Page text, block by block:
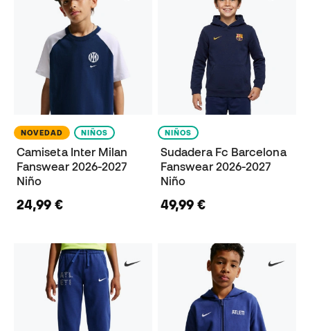
NOVEDAD NIÑOS
Camiseta Inter Milan
Fanswear 2026-2027
Niño
24,99 €
NIÑOS
Sudadera Fc Barcelona
Fanswear 2026-2027
Niño
49,99 €